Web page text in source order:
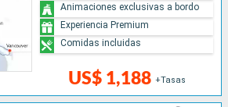
US$ 1,188 +Tasas
Animaciones exclusivas a bordo
Experiencia Premium
Comidas incluidas